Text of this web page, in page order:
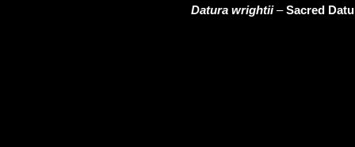
Datura wrightii–Sacred